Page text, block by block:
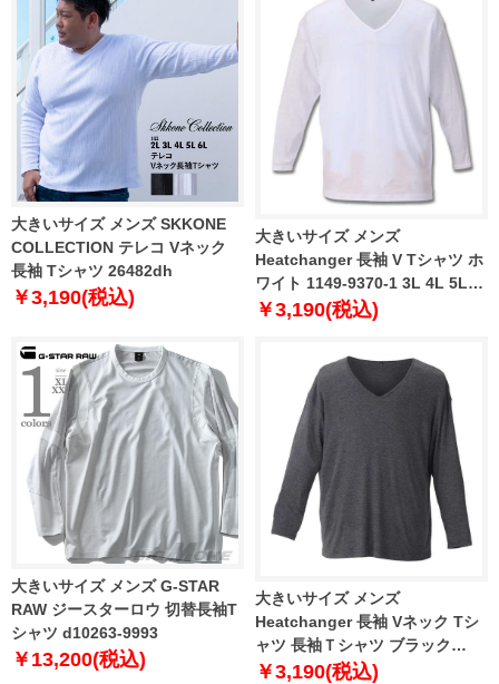
大きいサイズ メンズ SKKONE
COLLECTION テレコ Vネック
長袖 Tシャツ 26482dh
￥3,190(税込)
大きいサイズ メンズ
Heatchanger 長袖 V Tシャツ ホ
ワイト 1149-9370-1 3L 4L 5L
6L 8L
￥3,190(税込)
大きいサイズ メンズ G-STAR
RAW ジースターロウ 切替長袖T
シャツ d10263-9993
￥13,200(税込)
大きいサイズ メンズ
Heatchanger 長袖 Vネック Tシ
ャツ 長袖Ｔシャツ ブラック
1149-8320-2 3L 4L 5L 6L 8L
￥3,190(税込)